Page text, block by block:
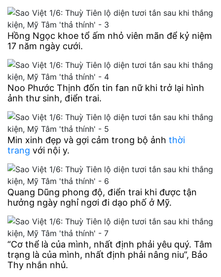
Hồng Ngọc khoe tổ ấm nhỏ viên mãn để kỷ niệm
17 năm ngày cưới.
Noo Phước Thịnh đốn tin fan nữ khi trở lại hình
ảnh thư sinh, điển trai.
Min xinh đẹp và gợi cảm trong bộ ảnh thời
trang với nội y.
Quang Dũng phong độ, điển trai khi được tận
hưởng ngày nghỉ ngơi đi dạo phố ở Mỹ.
“Cơ thể là của mình, nhất định phải yêu quý. Tâm
trạng là của mình, nhất định phải nâng niu”, Bảo
Thy nhắn nhủ.